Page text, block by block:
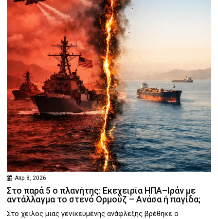
Απρ 8, 2026
Στο παρά 5 ο πλανήτης: Εκεχειρία ΗΠΑ–Ιράν με
αντάλλαγμα το στενό Ορμούζ – Ανάσα ή παγίδα;
Στο χείλος μιας γενικευμένης ανάφλεξης βρέθηκε ο